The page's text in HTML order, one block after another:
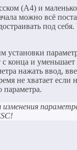
(А4) и
можно всё
под
установки
с конца и
нажать ввод,
не хватает если
параметра.
!